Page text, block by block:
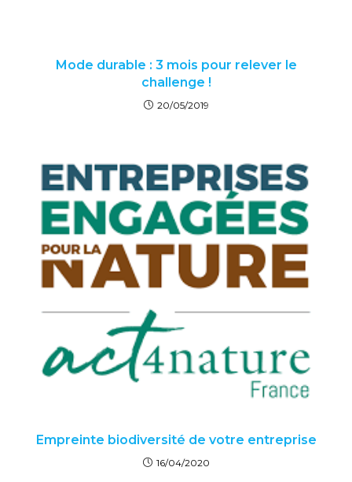
Mode durable : 3 mois pour relever le
challenge !
20/05/2019
Empreinte biodiversité de votre entreprise
16/04/2020